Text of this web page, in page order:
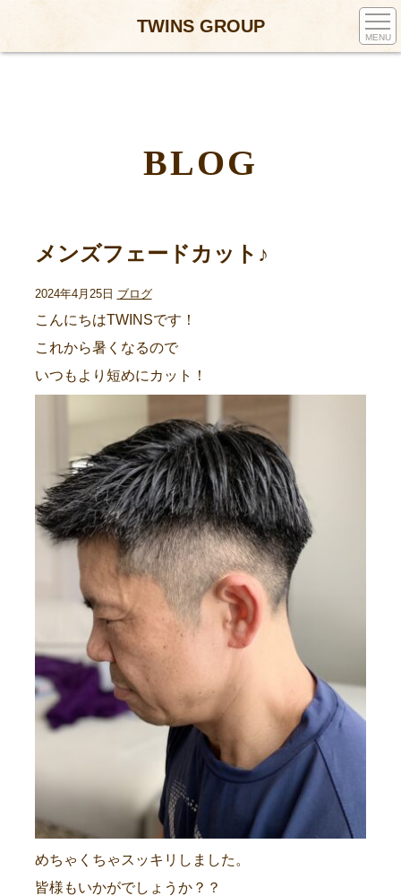
TWINS GROUP
MENU
BLOG
メンズフェードカット♪
2024年4月25日 ブログ
こんにちはTWINSです！
これから暑くなるので
いつもより短めにカット！
めちゃくちゃスッキリしました。
皆様もいかがでしょうか？？